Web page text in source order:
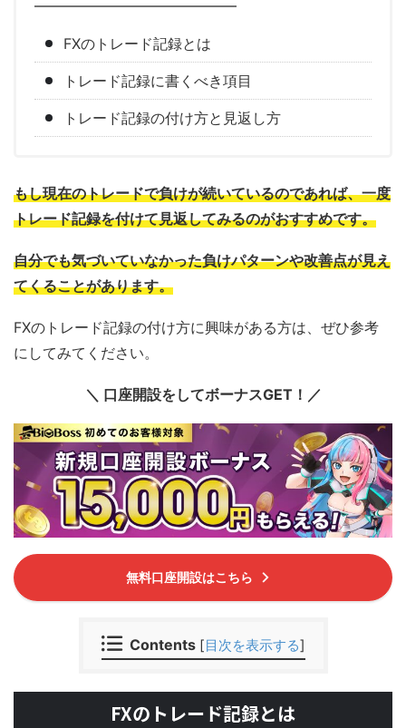
FXのトレード記録とは
トレード記録に書くべき項目
トレード記録の付け方と見返し方
もし現在のトレードで負けが続いているのであれば、一度
トレード記録を付けて見返してみるのがおすすめです。
自分でも気づいていなかった負けパターンや改善点が見え
てくることがあります。
FXのトレード記録の付け方に興味がある方は、ぜひ参考
にしてみてください。
＼ 口座開設をしてボーナスGET！／
無料口座開設はこちら
Contents [目次を表示する]
FXのトレード記録とは